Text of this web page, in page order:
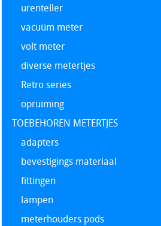
urenteller
vacuüm meter
volt meter
diverse metertjes
Retro series
opruiming
TOEBEHOREN METERTJES
adapters
bevestigings materiaal
fittingen
lampen
meterhouders pods